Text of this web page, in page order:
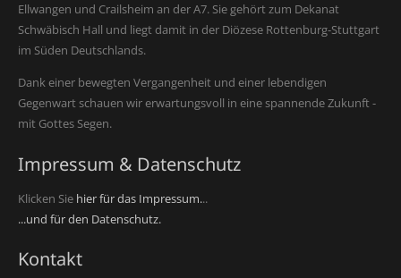
Ellwangen und Crailsheim an der A7. Sie gehört zum Dekanat
Schwäbisch Hall und liegt damit in der Diözese Rottenburg-Stuttgart
im Süden Deutschlands.
Dank einer bewegten Vergangenheit und einer lebendigen
Gegenwart schauen wir erwartungsvoll in eine spannende Zukunft -
mit Gottes Segen.
Impressum & Datenschutz
Klicken Sie hier für das Impressum...
...und für den Datenschutz.
Kontakt